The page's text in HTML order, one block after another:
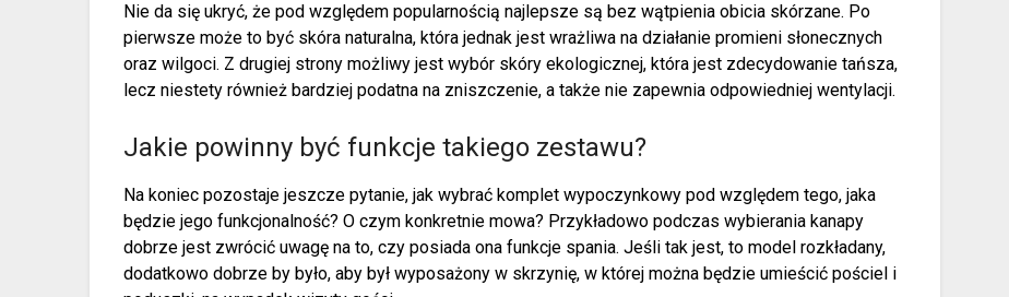
Nie da się ukryć, że pod względem popularnością najlepsze są bez wątpienia obicia skórzane. Po
pierwsze może to być skóra naturalna, która jednak jest wrażliwa na działanie promieni słonecznych
oraz wilgoci. Z drugiej strony możliwy jest wybór skóry ekologicznej, która jest zdecydowanie tańsza,
lecz niestety również bardziej podatna na zniszczenie, a także nie zapewnia odpowiedniej wentylacji.
Jakie powinny być funkcje takiego zestawu?
Na koniec pozostaje jeszcze pytanie, jak wybrać komplet wypoczynkowy pod względem tego, jaka
będzie jego funkcjonalność? O czym konkretnie mowa? Przykładowo podczas wybierania kanapy
dobrze jest zwrócić uwagę na to, czy posiada ona funkcje spania. Jeśli tak jest, to model rozkładany,
dodatkowo dobrze by było, aby był wyposażony w skrzynię, w której można będzie umieścić pościel i